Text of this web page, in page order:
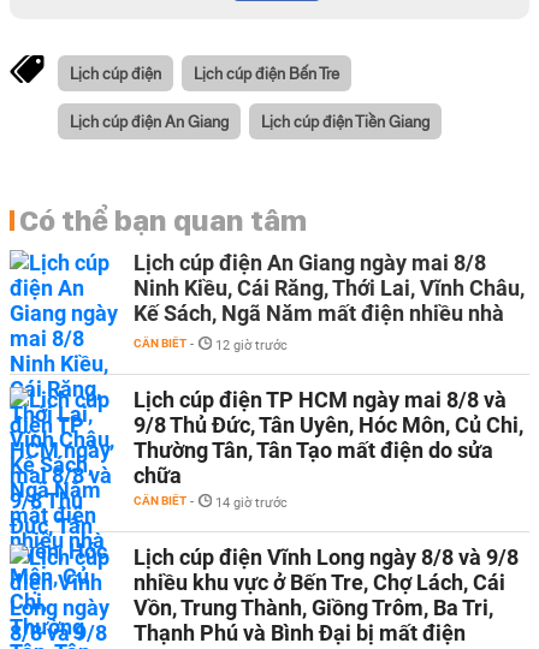
Lịch cúp điện Lịch cúp điện Bến Tre
Lịch cúp điện An Giang Lịch cúp điện Tiền Giang
Có thể bạn quan tâm
Lịch cúp điện An Giang ngày mai 8/8
Ninh Kiều, Cái Răng, Thới Lai, Vĩnh Châu,
Kế Sách, Ngã Năm mất điện nhiều nhà
CẦN BIẾT - 12 giờ trước
Lịch cúp điện TP HCM ngày mai 8/8 và
9/8 Thủ Đức, Tân Uyên, Hóc Môn, Củ Chi,
Thường Tân, Tân Tạo mất điện do sửa
chữa
CẦN BIẾT - 14 giờ trước
Lịch cúp điện Vĩnh Long ngày 8/8 và 9/8
nhiều khu vực ở Bến Tre, Chợ Lách, Cái
Vồn, Trung Thành, Giồng Trôm, Ba Tri,
Thạnh Phú và Bình Đại bị mất điện